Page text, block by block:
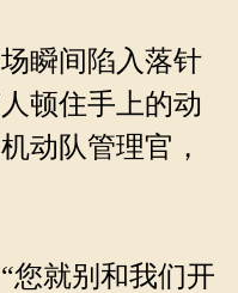
瞬间陷入落针
顿住手上的动
动队管理官，
就别和我们开